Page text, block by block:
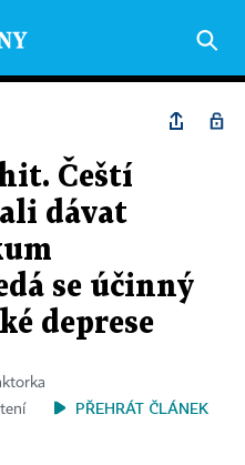
Čeští
dávat
se účinný
deprese
PŘEHRÁT ČLÁNEK